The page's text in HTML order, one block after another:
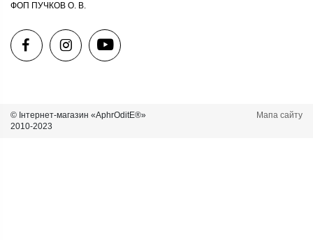
ФОП ПУЧКОВ О. В.
© Інтернет-магазин «AphrOditE®»
2010-2023
Мапа сайту